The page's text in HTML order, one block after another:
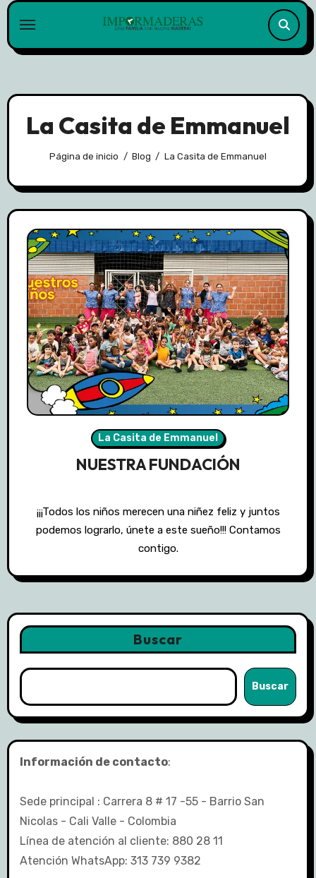
Skip
content
La Casita de Emmanuel
Página de inicio Blog La Casita de Emmanuel
La Casita de Emmanuel
NUESTRA FUNDACIÓN
¡¡¡Todos los niños merecen una niñez feliz y juntos
podemos lograrlo, únete a este sueño!!! Contamos
contigo.
Buscar
Buscar
Información de contacto:
Sede principal : Carrera 8 # 17 -55 - Barrio San
Nicolas - Cali Valle - Colombia
Línea de atención al cliente: 880 28 11
Atención WhatsApp: 313 739 9382